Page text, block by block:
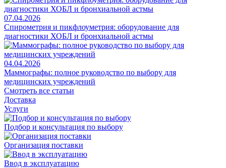
07.04.2026
Спирометрия и пикфлоуметрия: оборудование для
диагностики ХОБЛ и бронхиальной астмы
04.04.2026
Маммографы: полное руководство по выбору для
медицинских учреждений
Смотреть все статьи
Доставка
Услуги
Подбор и консультация по выбору
Организация поставки
Ввод в эксплуатацию